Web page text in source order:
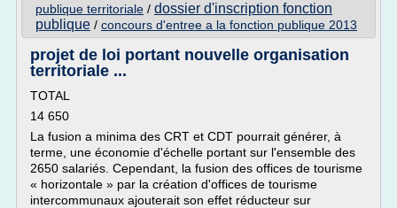
publique territoriale / dossier d'inscription fonction
publique / concours d'entree a la fonction publique 2013
projet de loi portant nouvelle organisation
territoriale ...
TOTAL
14 650
La fusion a minima des CRT et CDT pourrait générer, à
terme, une économie d'échelle portant sur l'ensemble des
2650 salariés. Cependant, la fusion des offices de tourisme
« horizontale » par la création d'offices de tourisme
intercommunaux ajouterait son effet réducteur sur